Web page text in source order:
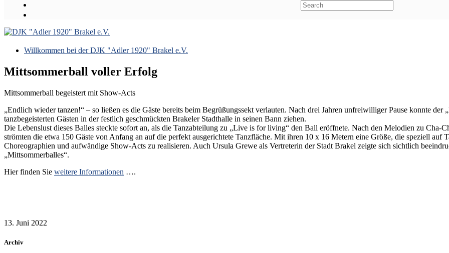
Willkommen bei der DJK "Adler 1920" Brakel e.V.
Mittsommerball voller Erfolg
Mittsommerball begeistert mit Show-Acts
„Endlich wieder tanzen!“ – so ließen es die Gäste bereits beim Begrüßungssekt verlauten. Nach drei Jahren unfreiwilliger Pause konnte
tanzbegeisterten Gästen in der festlich geschmückten Brakeler Stadthalle in seinen Bann ziehen.
Die Lebenslust dieses Balles steckte sofort an, als die Tanzabteilung zu „Live is for living“ den Ball eröffnete. Nach den Melodien zu Cha-
strömten die etwa 150 Gäste von Anfang an auf die perfekt ausgerichtete Tanzfläche. Mit ihren 10 x 16 Metern eine Größe, die speziell auf
Choreographien und aufwändige Show-Acts zu realisieren. Auch Ursula Grewe als Vertreterin der Stadt Brakel zeigte sich sichtlich
„Mittsommerballes“.
Hier finden Sie weitere Informationen ….
13. Juni 2022
Archiv